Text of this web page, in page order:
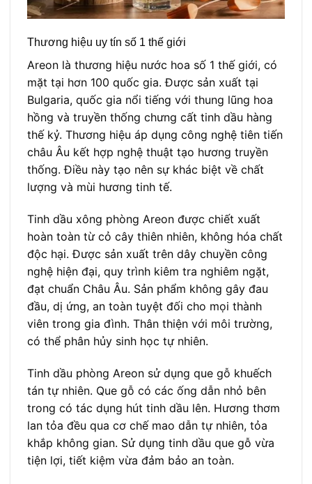
Thương hiệu uy tín số 1 thế giới
Areon là thương hiệu nước hoa số 1 thế giới, có
mặt tại hơn 100 quốc gia. Được sản xuất tại
Bulgaria, quốc gia nổi tiếng với thung lũng hoa
hồng và truyền thống chưng cất tinh dầu hàng
thế kỷ. Thương hiệu áp dụng công nghệ tiên tiến
châu Âu kết hợp nghệ thuật tạo hương truyền
thống. Điều này tạo nên sự khác biệt về chất
lượng và mùi hương tinh tế.
Tinh dầu xông phòng Areon được chiết xuất
hoàn toàn từ cỏ cây thiên nhiên, không hóa chất
độc hại. Được sản xuất trên dây chuyền công
nghệ hiện đại, quy trình kiêm tra nghiêm ngặt,
đạt chuẩn Châu Âu. Sản phẩm không gây đau
đầu, dị ứng, an toàn tuyệt đối cho mọi thành
viên trong gia đình. Thân thiện với môi trường,
có thể phân hủy sinh học tự nhiên.
Tinh dầu phòng Areon sử dụng que gỗ khuếch
tán tự nhiên. Que gỗ có các ống dẫn nhỏ bên
trong có tác dụng hút tinh dầu lên. Hương thơm
lan tỏa đều qua cơ chế mao dẫn tự nhiên, tỏa
khắp không gian. Sử dụng tinh dầu que gỗ vừa
tiện lợi, tiết kiệm vừa đảm bảo an toàn.